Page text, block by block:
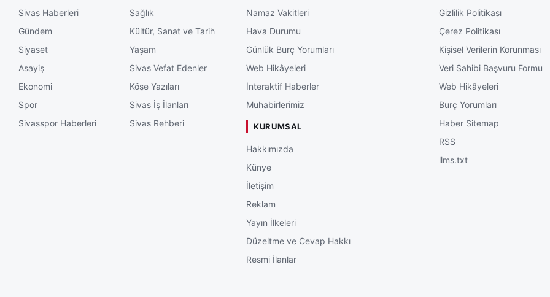
Sivas Haberleri
Gündem
Siyaset
Asayiş
Ekonomi
Spor
Sivasspor Haberleri
Sağlık
Kültür, Sanat ve Tarih
Yaşam
Sivas Vefat Edenler
Köşe Yazıları
Sivas İş İlanları
Sivas Rehberi
Namaz Vakitleri
Hava Durumu
Günlük Burç Yorumları
Web Hikâyeleri
İnteraktif Haberler
Muhabirlerimiz
KURUMSAL
Hakkımızda
Künye
İletişim
Reklam
Yayın İlkeleri
Düzeltme ve Cevap Hakkı
Resmi İlanlar
Gizlilik Politikası
Çerez Politikası
Kişisel Verilerin Korunması
Veri Sahibi Başvuru Formu
Web Hikâyeleri
Burç Yorumları
Haber Sitemap
RSS
llms.txt